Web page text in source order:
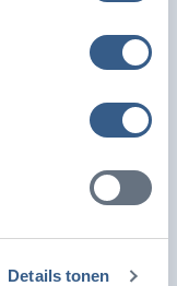
Details tonen